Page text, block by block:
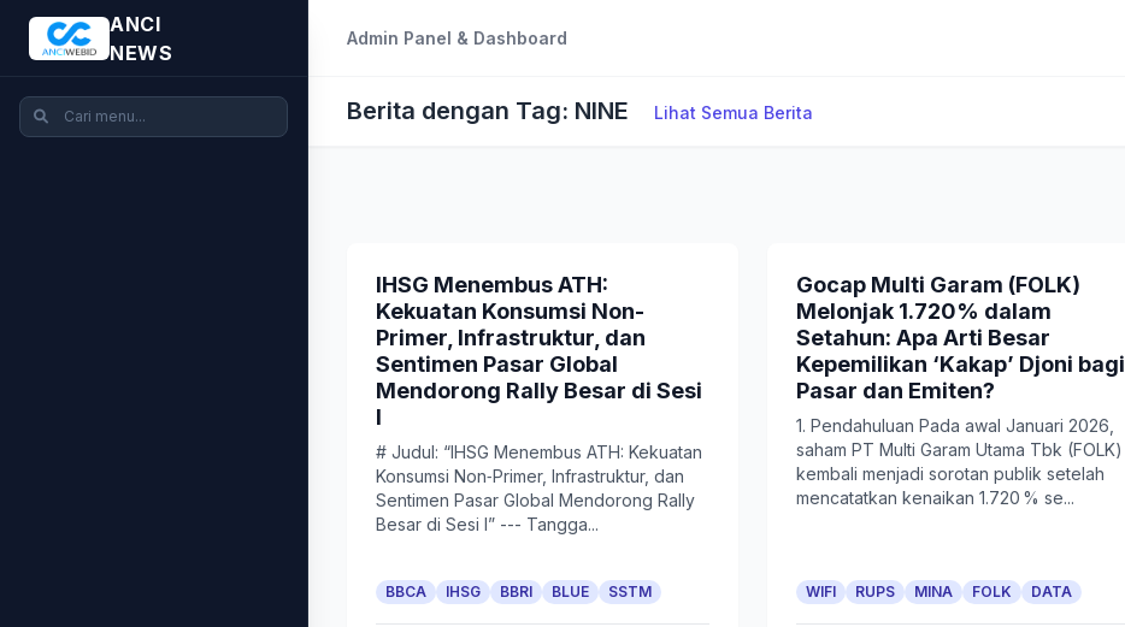
ANCI
NEWS
Admin Panel & Dashboard
Berita dengan Tag: NINE Lihat Semua Berita
IHSG Menembus ATH:
Kekuatan Konsumsi Non-
Primer, Infrastruktur, dan
Sentimen Pasar Global
Mendorong Rally Besar di Sesi
I
# Judul: “IHSG Menembus ATH: Kekuatan
Konsumsi Non‑Primer, Infrastruktur, dan
Sentimen Pasar Global Mendorong Rally
Besar di Sesi I” --- Tangga...
BBCA IHSG BBRI BLUE SSTM
Gocap Multi Garam (FOLK)
Melonjak 1.720% dalam
Setahun: Apa Arti Besar
Kepemilikan ‘Kakap’ Djoni bagi
Pasar dan Emiten?
1. Pendahuluan Pada awal Januari 2026,
saham PT Multi Garam Utama Tbk (FOLK)
kembali menjadi sorotan publik setelah
mencatatkan kenaikan 1.720 % se...
WIFI RUPS MINA FOLK DATA